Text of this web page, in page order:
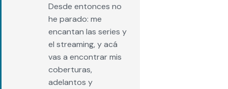
Desde entonces no
he parado: me
encantan las series y
el streaming, y acá
vas a encontrar mis
coberturas,
adelantos y